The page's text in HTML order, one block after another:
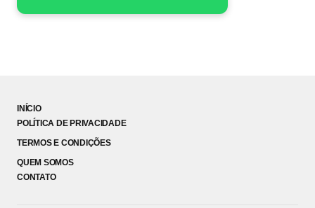
INÍCIO
POLÍTICA DE PRIVACIDADE
TERMOS E CONDIÇÕES
QUEM SOMOS
CONTATO